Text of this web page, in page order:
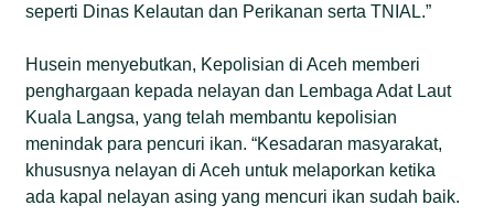
seperti Dinas Kelautan dan Perikanan serta TNIAL.”
Husein menyebutkan, Kepolisian di Aceh memberi
penghargaan kepada nelayan dan Lembaga Adat Laut
Kuala Langsa, yang telah membantu kepolisian
menindak para pencuri ikan. “Kesadaran masyarakat,
khususnya nelayan di Aceh untuk melaporkan ketika
ada kapal nelayan asing yang mencuri ikan sudah baik.